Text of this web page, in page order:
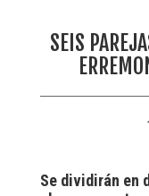
SEIS
Se dividirán en